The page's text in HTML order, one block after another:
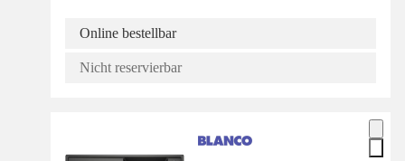
Online bestellbar
Nicht reservierbar